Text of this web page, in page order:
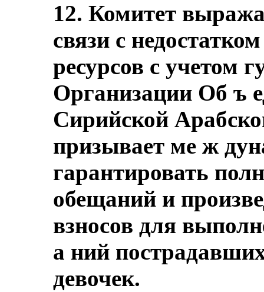
12. Комитет
связи с
ресурсов с учетом
Организации Об ъ
Сирийской
призывает ме ж
гарантировать
обещаний и
взносов для
а ний
девочек.